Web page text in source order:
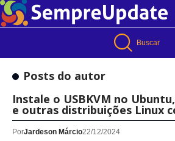
Buscar
Posts do autor
Instale o USBKVM no Ubuntu,
e outras distribuições Linux
PorJardeson Márcio22/12/2024